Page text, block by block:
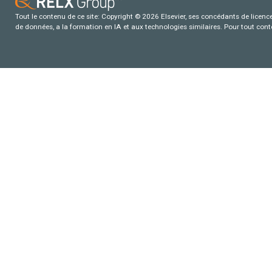
Tout le contenu de ce site: Copyright © 2026 Elsevier, ses concédants de
de données, a la formation en IA et aux technologies similaires. Pour tout